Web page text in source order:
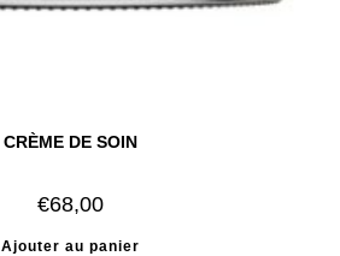
CRÈME DE SOIN
€68,00
Ajouter au panier